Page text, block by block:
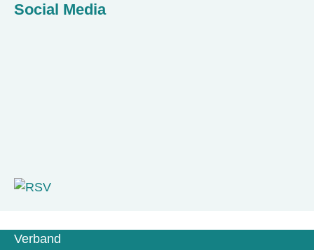
Social Media
Verband